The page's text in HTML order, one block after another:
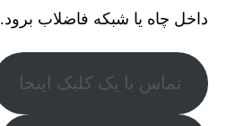
داخل چاه یا شبکه فاضلاب برود.
تماس با یک کلیک اینجا